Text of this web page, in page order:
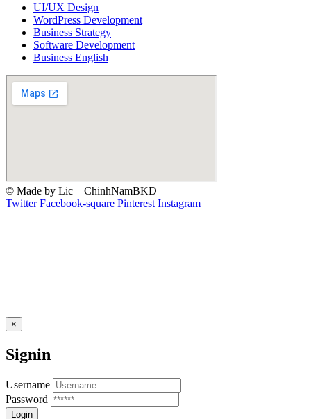
UI/UX Design
WordPress Development
Business Strategy
Software Development
Business English
© Made by Lic – ChinhNamBKD
Twitter Facebook-square Pinterest Instagram
×
Signin
Username
Password